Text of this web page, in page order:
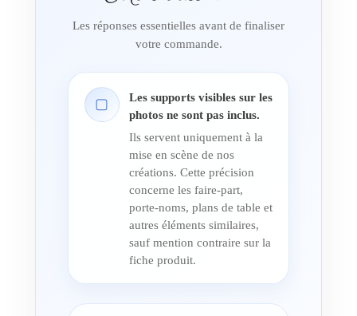
Les réponses essentielles avant de finaliser
votre commande.
▢
Les supports visibles sur les
photos ne sont pas inclus.
Ils servent uniquement à la
mise en scène de nos
créations. Cette précision
concerne les faire-part,
porte-noms, plans de table et
autres éléments similaires,
sauf mention contraire sur la
fiche produit.